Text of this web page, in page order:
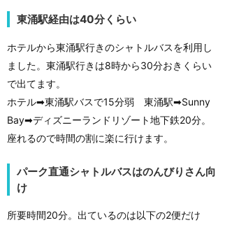
東涌駅経由は40分くらい
ホテルから東涌駅行きのシャトルバスを利用し
ました。東涌駅行きは8時から30分おきくらい
で出てます。
ホテル➡東涌駅バスで15分弱 東涌駅➡Sunny
Bay➡ディズニーランドリゾート地下鉄20分。
座れるので時間の割に楽に行けます。
パーク直通シャトルバスはのんびりさん向
け
所要時間20分。出ているのは以下の2便だけ